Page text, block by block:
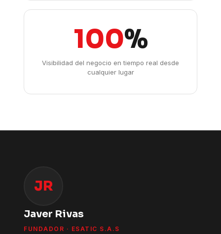
100%
Visibilidad del negocio en tiempo real desde
cualquier lugar
JR
Javer Rivas
FUNDADOR · ESATIC S.A.S